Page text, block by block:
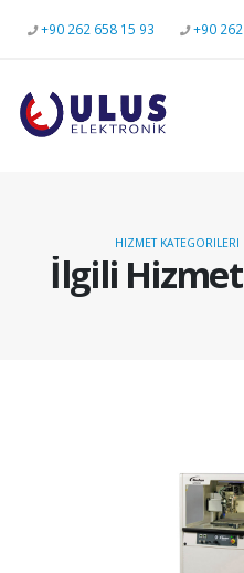
+90 262 658 15 93 +90
İlgili
HIZMET KATEGORILERI